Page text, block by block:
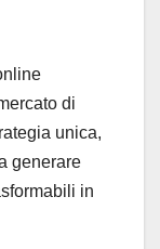
di
unica,
generare
in